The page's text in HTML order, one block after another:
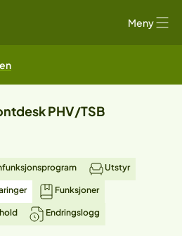
Meny
PHV/TSB
Utstyr
Funksjoner
Endringslogg